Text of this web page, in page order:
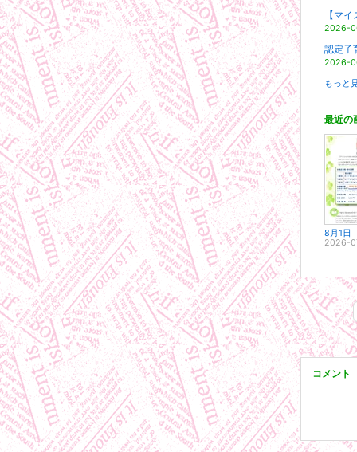
【マ
2026-
認定子
2026-
もっと
最近の
2026-
コメント